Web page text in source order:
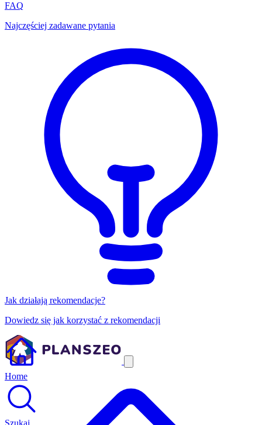
FAQ
Najczęściej zadawane pytania
Jak działają rekomendacje?
Dowiedz się jak korzystać z rekomendacji
Home
Szukaj